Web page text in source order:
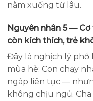
nằm xuống từ lâu.
Nguyên nhân 5 —
còn kích thích, trẻ
Đây là nghịch lý phổ
mùa hè: Con chạy
ngáp liên tục —
không chịu ngủ. Cha